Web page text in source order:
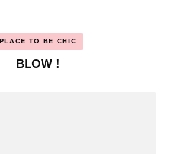
PLACE TO BE CHIC
BLOW !